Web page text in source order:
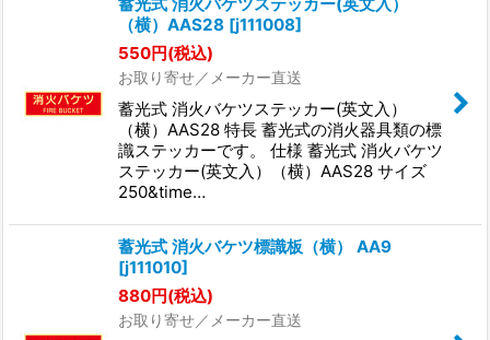
（横）AAS28 [j111008]
550円(税込)
お取り寄せ／メーカー直送
蓄光式 消火バケツステッカー(英文入）
（横）AAS28 特長 蓄光式の消火器具類の標
識ステッカーです。 仕様 蓄光式 消火バケツ
ステッカー(英文入）（横）AAS28 サイズ
250&time…
蓄光式 消火バケツ標識板（横） AA9
[j111010]
880円(税込)
お取り寄せ／メーカー直送